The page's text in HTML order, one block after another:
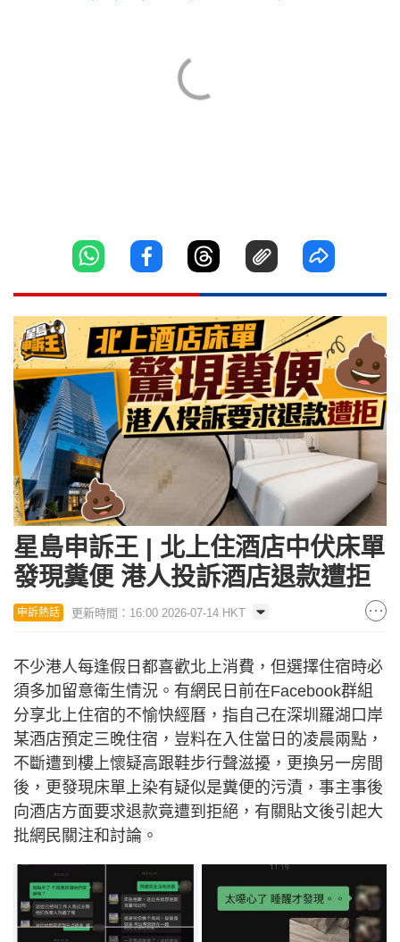
星島申訴王 | 北上住酒店中伏床單
發現糞便 港人投訴酒店退款遭拒
申訴熱話 更新時間：16:00 2026-07-14 HKT
不少港人每逢假日都喜歡北上消費，但選擇住宿時必
須多加留意衛生情況。有網民日前在Facebook群組
分享北上住宿的不愉快經曆，指自己在深圳羅湖口岸
某酒店預定三晚住宿，豈料在入住當日的凌晨兩點，
不斷遭到樓上懷疑高跟鞋步行聲滋擾，更換另一房間
後，更發現床單上染有疑似是糞便的污漬，事主事後
向酒店方面要求退款竟遭到拒絕，有關貼文後引起大
批網民關注和討論。